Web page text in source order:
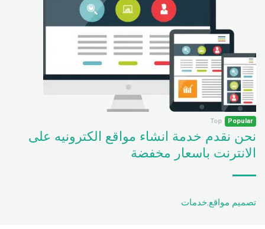
Popular
Top
نحن نقدم خدمة انشاء مواقع الكترونيه على
الانترنت باسعار مخفضة
تصميم مواقع,خدمات